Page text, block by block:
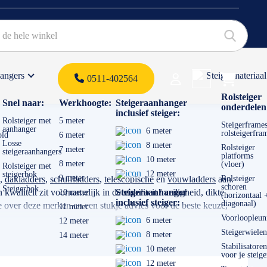
0511-402564
Snel naar:
Rolsteiger met
aanhanger
Losse
steigeraanhangers
Rolsteiger met
steigerbok
Steigerbok
Werkhoogte:
5 meter
6 meter
7 meter
8 meter
9 meter
10 meter
11 meter
12 meter
14 meter
Steigeraanhanger
inclusief steiger:
6 meter
8 meter
10 meter
12 meter
Steigeraanhanger
inclusief steiger:
6 meter
8 meter
10 meter
12 meter
Steigermateriaal
Rolsteiger
Rolsteiger
platforms
(vloer)
Rolsteiger
schoren
(horizontaal
diagonaal)
Steigerwielen
Stabilisatoren
voor je
,dakladders, schuifladders, telescopischeenvouwladders aan.
kwaliteit zit voornamelijk in de stabiliteit / veiligheid, dikte
deze merken en een stukje advies voor de beste keuze,
gaat gebruiken. Transporteert u de ladder veel? Dan is een